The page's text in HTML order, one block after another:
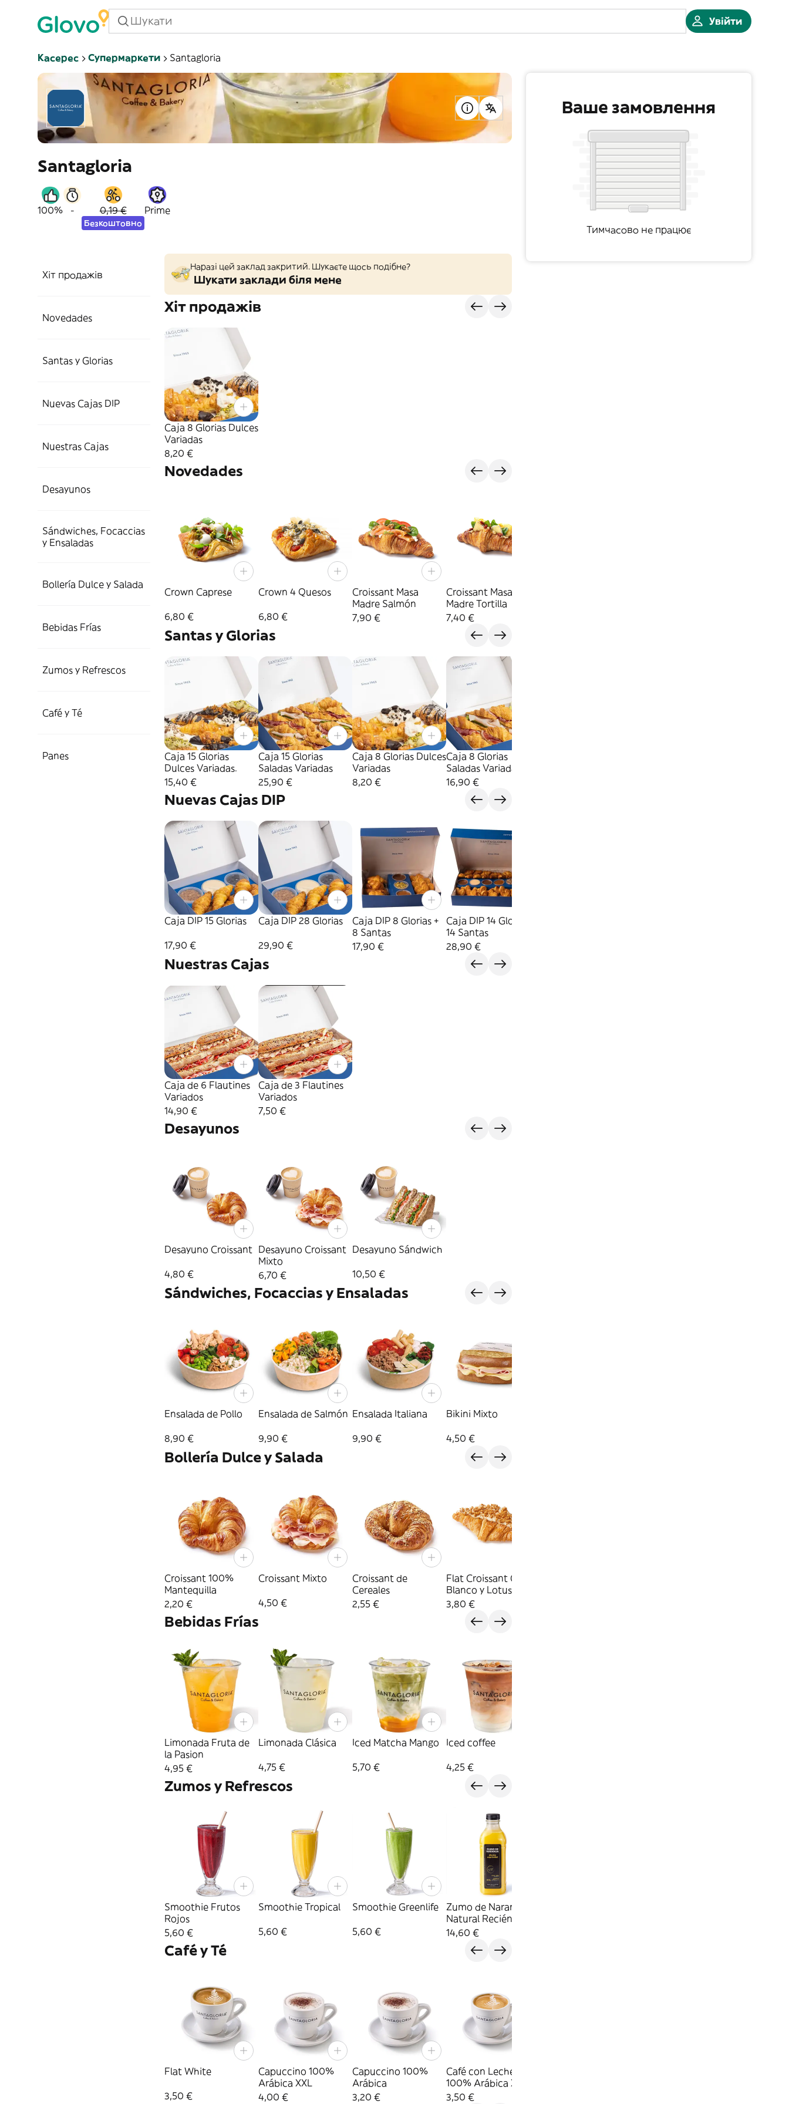
Увійти
Касерес Супермаркети Santagloria
Santagloria
100% - 0,19 €
Безкоштовно
Prime
Хіт продажів
Novedades
Santas y Glorias
Nuevas Cajas DIP
Nuestras Cajas
Desayunos
Sándwiches, Focaccias
y Ensaladas
Bollería Dulce y Salada
Bebidas Frías
Zumos y Refrescos
Café y Té
Panes
Наразі цей заклад закритий. Шукаєте щось подібне?
Шукати заклади біля мене
Хіт продажів
Caja 8 Glorias Dulces
Variadas
8,20 €
Novedades
Crown Caprese
6,80 €
Crown 4 Quesos
6,80 €
Croissant Masa
Madre Salmón
7,90 €
Croissant Masa
Madre Tortilla
7,40 €
Santas y Glorias
Caja 15 Glorias
Dulces Variadas.
15,40 €
Caja 15 Glorias
Saladas Variadas
25,90 €
Caja 8 Glorias Dulces
Variadas
8,20 €
Caja 8 Glorias
Saladas Variadas
16,90 €
Nuevas Cajas DIP
Caja DIP 15 Glorias
17,90 €
Caja DIP 28 Glorias
29,90 €
Caja DIP 8 Glorias +
8 Santas
17,90 €
Caja DIP 14 Glorias +
14 Santas
28,90 €
Nuestras Cajas
Caja de 6 Flautines
Variados
14,90 €
Caja de 3 Flautines
Variados
7,50 €
Desayunos
Desayuno Croissant
4,80 €
Desayuno Croissant
Mixto
6,70 €
Desayuno Sándwich
10,50 €
Sándwiches, Focaccias y Ensaladas
Ensalada de Pollo
8,90 €
Ensalada de Salmón
9,90 €
Ensalada Italiana
9,90 €
Bikini Mixto
4,50 €
Bollería Dulce y Salada
Croissant 100%
Mantequilla
2,20 €
Croissant Mixto
4,50 €
Croissant de
Cereales
2,55 €
Flat Croissant Choco
Blanco y Lotus
3,80 €
Bebidas Frías
Limonada Fruta de
la Pasion
4,95 €
Limonada Clásica
4,75 €
Iced Matcha Mango
5,70 €
Iced coffee
4,25 €
Zumos y Refrescos
Smoothie Frutos
Rojos
5,60 €
Smoothie Tropical
5,60 €
Smoothie Greenlife
5,60 €
Zumo de Naranja
Natural Recién
Exprimido 1 L
14,60 €
Café y Té
Flat White
3,50 €
Capuccino 100%
Arábica XXL
4,00 €
Capuccino 100%
Arábica
3,20 €
Café con Leche
100% Arábica XXL
3,50 €
Ваше замовлення
Тимчасово не працює